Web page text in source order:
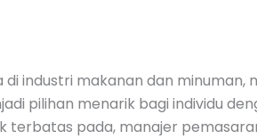
industri makanan dan
pilihan menarik bagi individu
pada, manajer